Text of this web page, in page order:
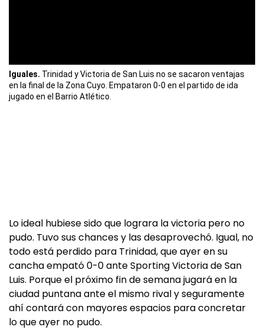
Iguales. Trinidad y Victoria de San Luis no se sacaron ventajas
en la final de la Zona Cuyo. Empataron 0-0 en el partido de ida
jugado en el Barrio Atlético.
Lo ideal hubiese sido que lograra la victoria pero no
pudo. Tuvo sus chances y las desaprovechó. Igual, no
todo está perdido para Trinidad, que ayer en su
cancha empató 0-0 ante Sporting Victoria de San
Luis. Porque el próximo fin de semana jugará en la
ciudad puntana ante el mismo rival y seguramente
ahí contará con mayores espacios para concretar
lo que ayer no pudo.